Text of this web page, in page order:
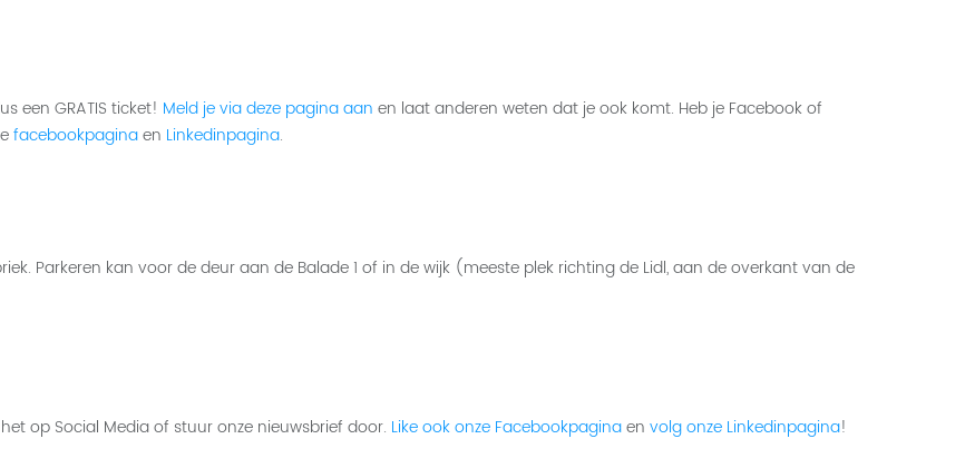
een GRATIS ticket! Meld je via deze pagina aan en laat anderen weten dat je ook komt. Heb je Facebook of
facebookpaginaen Linkedinpagina.
Parkeren kan voor de deur aan de Balade 1 of in de wijk (meeste plek richting de Lidl, aan de overkant van de
op Social Media of stuur onze nieuwsbrief door. Like ook onze Facebookpaginaen volg onze Linkedinpagina!